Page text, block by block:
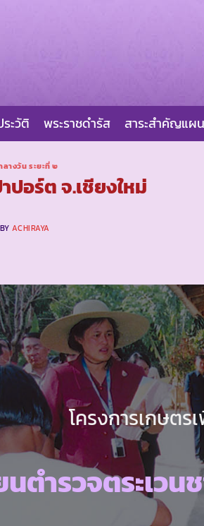
ะวัติ พระราชดำรัส สาระสำคัญแ
างวัน ระยะที่ ๒
ปอร์ต จ.เชียงใหม่
BYACHIRAYA
โครงการเกษตร
นตำรวจตระเว